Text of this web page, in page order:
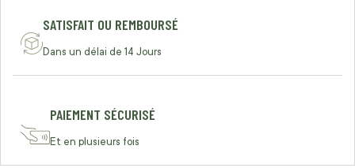
SATISFAIT OU REMBOURSÉ
Dans un délai de 14 Jours
PAIEMENT SÉCURISÉ
Et en plusieurs fois